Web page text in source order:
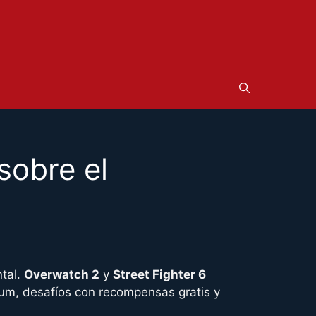
el
Overwatch 2 y Street Fighter 6
desafíos con recompensas gratis y